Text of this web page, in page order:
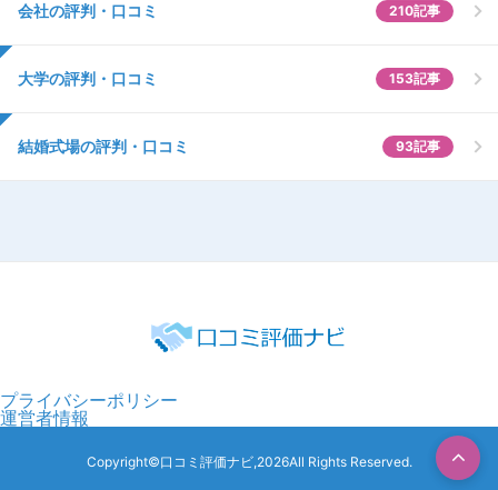
会社の評判・口コミ 210記事
大学の評判・口コミ 153記事
結婚式場の評判・口コミ 93記事
プライバシーポリシー
運営者情報
Copyright©口コミ評価ナビ,2026All Rights Reserved.